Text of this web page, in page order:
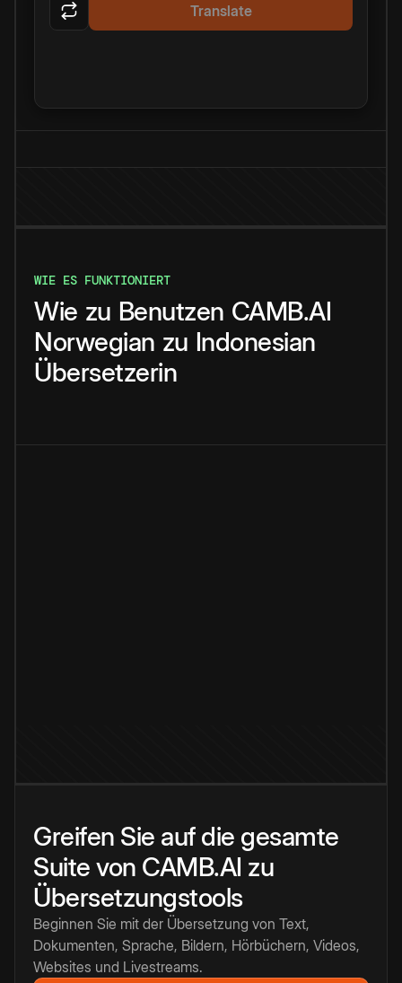
Translate
WIE ES FUNKTIONIERT
Wie zu Benutzen CAMB.AI
Norwegian zu Indonesian
Übersetzerin
Greifen Sie auf die gesamte
Suite von CAMB.AI zu
Übersetzungstools
Beginnen Sie mit der Übersetzung von Text,
Dokumenten, Sprache, Bildern, Hörbüchern, Videos,
Websites und Livestreams.